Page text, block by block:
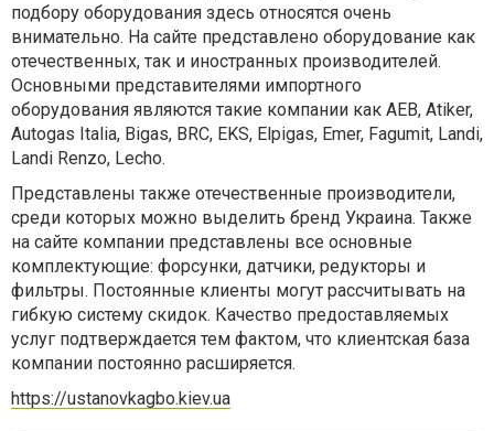
подбору оборудования здесь относятся очень
внимательно. На сайте представлено оборудование как
отечественных, так и иностранных производителей.
Основными представителями импортного
оборудования являются такие компании как AEB, Atiker,
Autogas Italia, Bigas, BRC, EKS, Elpigas, Emer, Fagumit, Landi,
Landi Renzo, Lecho.
Представлены также отечественные производители,
среди которых можно выделить бренд Украина. Также
на сайте компании представлены все основные
комплектующие: форсунки, датчики, редукторы и
фильтры. Постоянные клиенты могут рассчитывать на
гибкую систему скидок. Качество предоставляемых
услуг подтверждается тем фактом, что клиентская база
компании постоянно расширяется.
https://ustanovkagbo.kiev.ua